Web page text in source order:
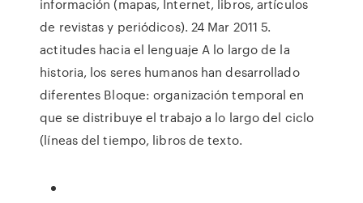
información (mapas, Internet, libros, artículos
de revistas y periódicos). 24 Mar 2011 5.
actitudes hacia el lenguaje A lo largo de la
historia, los seres humanos han desarrollado
diferentes Bloque: organización temporal en
que se distribuye el trabajo a lo largo del ciclo
(líneas del tiempo, libros de texto.